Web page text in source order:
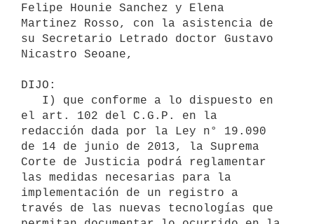
Felipe Hounie Sanchez y Elena
Martinez Rosso, con la asistencia de
su Secretario Letrado doctor Gustavo
Nicastro Seoane,
DIJO:
el art. 102 del C.G.P. en la
redacción dada por la Ley n° 19.090
de 14 de junio de 2013, la Suprema
Corte de Justicia podrá reglamentar
las medidas necesarias para la
implementación de un registro a
través de las nuevas tecnologías que